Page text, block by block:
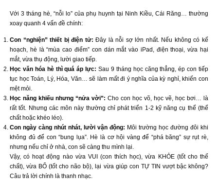
Với 3 tháng hè, “nỗi lo” của phụ huynh tại Ninh Kiều, Cái Răng… thường
xoay quanh 4 vấn đề chính:
Con “nghiện” thiết bị điện tử: Đây là nỗi sợ lớn nhất. Nếu không có kế
hoạch, hè là “mùa cao điểm” con dán mắt vào iPad, điện thoại, vừa hại
mắt, vừa thụ động, lười giao tiếp.
Học văn hóa hè thì quá áp lực: Sau 9 tháng học căng thẳng, ép con tiếp
tục học Toán, Lý, Hóa, Văn… sẽ làm mất đi ý nghĩa của kỳ nghỉ, khiến con
mệt mỏi.
Học năng khiếu nhưng “nửa vời”: Cho con học võ, học vẽ, học bơi… là
rất tốt. Nhưng các môn này thường chỉ phát triển 1-2 kỹ năng cụ thể (thể
chất hoặc khéo léo).
Con ngày càng nhút nhát, lười vận động: Môi trường học đường đôi khi
không đủ để con “bung lụa”. Hè là cơ hội vàng để “phá băng” sự rụt rè,
nhưng nếu chỉ ở nhà, con sẽ càng thu mình lại.
Vậy, có hoạt động nào vừa VUI (con thích học), vừa KHỎE (tốt cho thể
chất), vừa BỔ (tốt cho não bộ), lại vừa giúp con TỰ TIN vượt bậc không?
Câu trả lời chính là thanh nhạc.